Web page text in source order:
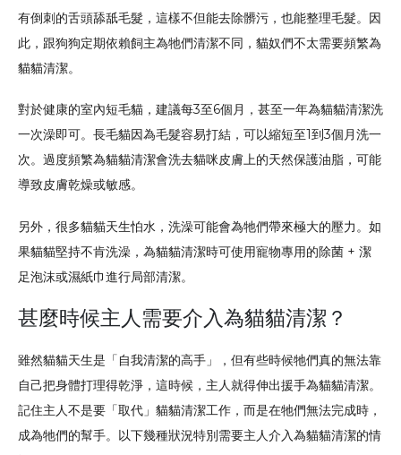
有倒刺的舌頭舔舐毛髮，這樣不但能去除髒污，也能整理毛髮。因
此，跟狗狗定期依賴飼主為牠們清潔不同，貓奴們不太需要頻繁為
貓貓清潔。
對於健康的室內短毛貓，建議每3至6個月，甚至一年為貓貓清潔洗
一次澡即可。長毛貓因為毛髮容易打結，可以縮短至1到3個月洗一
次。過度頻繁為貓貓清潔會洗去貓咪皮膚上的天然保護油脂，可能
導致皮膚乾燥或敏感。
另外，很多貓貓天生怕水，洗澡可能會為牠們帶來極大的壓力。如
果貓貓堅持不肯洗澡，為貓貓清潔時可使用寵物專用的除菌 + 潔
足泡沫或濕紙巾進行局部清潔。
甚麼時候主人需要介入為貓貓清潔？
雖然貓貓天生是「自我清潔的高手」，但有些時候牠們真的無法靠
自己把身體打理得乾淨，這時候，主人就得伸出援手為貓貓清潔。
記住主人不是要「取代」貓貓清潔工作，而是在牠們無法完成時，
成為牠們的幫手。以下幾種狀況特別需要主人介入為貓貓清潔的情